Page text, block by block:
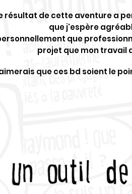
résultat de cette aventure a
que j'espère
que
projet que mon travail
que ces bd soient le